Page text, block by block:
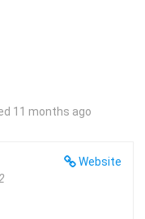
11 months ago
Website